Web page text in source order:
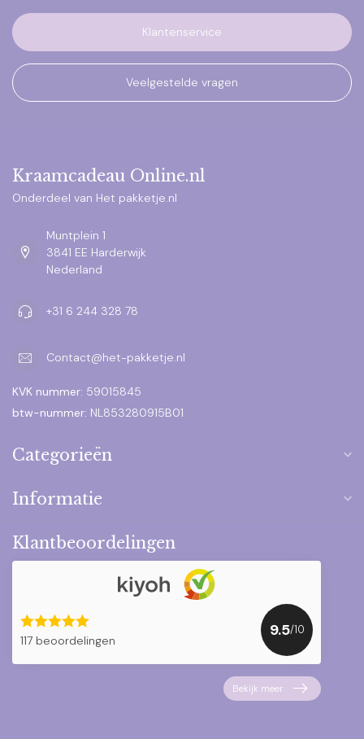
Klantenservice
Veelgestelde vragen
Kraamcadeau Online.nl
Onderdeel van Het pakketje.nl
Muntplein 1
3841 EE Harderwijk
Nederland
+31 6 244 328 78
Contact@het-pakketje.nl
KVK nummer: 59015845
btw-nummer: NL853280915B01
Categorieën
Informatie
Klantbeoordelingen
117 beoordelingen
9.5/10
Bekijk meer